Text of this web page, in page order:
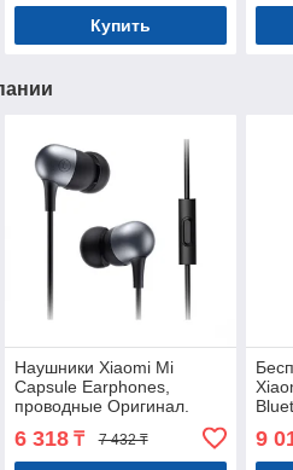
Купить
Наушники Xiaomi Mi
Capsule Earphones,
проводные Оригинал.
Арт.7113
6 318₸ 7 432 ₸ 9